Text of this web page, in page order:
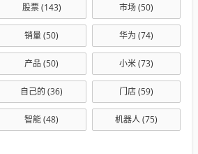
股票(143) 市场(50)
销量(50) 华为 (74)
产品 (50) 小米(73)
自己的 (36) 门店(59)
智能(48) 机器人(75)